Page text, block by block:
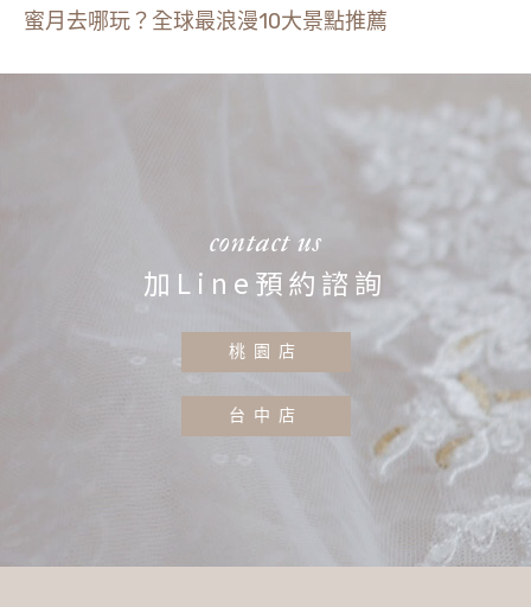
蜜月去哪玩？全球最浪漫10大景點推薦
contact us
加Line預約諮詢
桃園店
台中店